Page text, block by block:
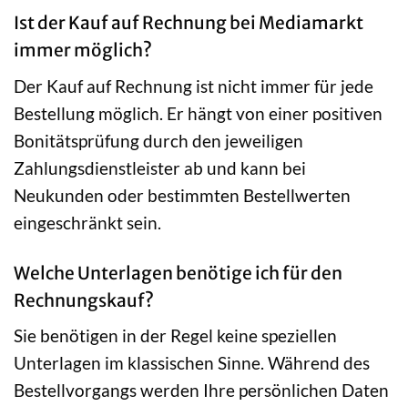
Ist der Kauf auf Rechnung bei Mediamarkt
immer möglich?
Der Kauf auf Rechnung ist nicht immer für jede
Bestellung möglich. Er hängt von einer positiven
Bonitätsprüfung durch den jeweiligen
Zahlungsdienstleister ab und kann bei
Neukunden oder bestimmten Bestellwerten
eingeschränkt sein.
Welche Unterlagen benötige ich für den
Rechnungskauf?
Sie benötigen in der Regel keine speziellen
Unterlagen im klassischen Sinne. Während des
Bestellvorgangs werden Ihre persönlichen Daten